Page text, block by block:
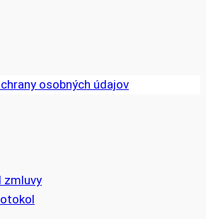
osobných údajov
zmluvy